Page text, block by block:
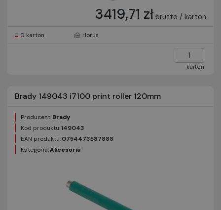
3419,71 zł brutto / karton
0 karton Horus
karton
Brady 149043 i7100 print roller 120mm
Producent:Brady
Kod produktu:149043
EAN produktu:0754473587888
Kategoria:Akcesoria